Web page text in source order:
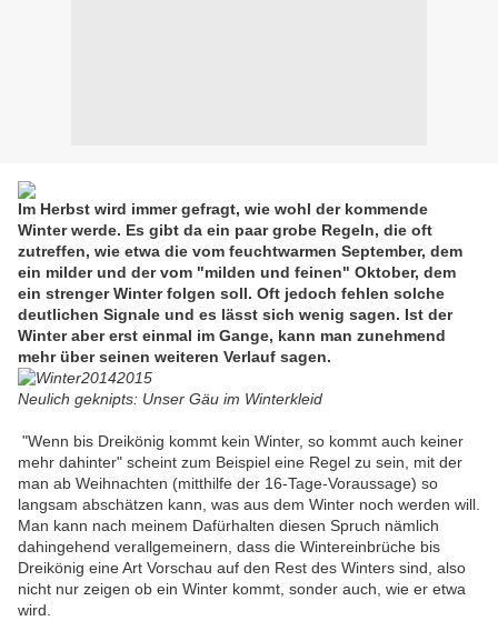
Im Herbst wird immer gefragt, wie wohl der kommende
Winter werde. Es gibt da ein paar grobe Regeln, die oft
zutreffen, wie etwa die vom feuchtwarmen September, dem
ein milder und der vom "milden und feinen" Oktober, dem
ein strenger Winter folgen soll. Oft jedoch fehlen solche
deutlichen Signale und es lässt sich wenig sagen. Ist der
Winter aber erst einmal im Gange, kann man zunehmend
mehr über seinen weiteren Verlauf sagen.
Neulich geknipts: Unser Gäu im Winterkleid
"Wenn bis Dreikönig kommt kein Winter, so kommt auch keiner
mehr dahinter" scheint zum Beispiel eine Regel zu sein, mit der
man ab Weihnachten (mitthilfe der 16-Tage-Voraussage) so
langsam abschätzen kann, was aus dem Winter noch werden will.
Man kann nach meinem Dafürhalten diesen Spruch nämlich
dahingehend verallgemeinern, dass die Wintereinbrüche bis
Dreikönig eine Art Vorschau auf den Rest des Winters sind, also
nicht nur zeigen ob ein Winter kommt, sonder auch, wie er etwa
wird.